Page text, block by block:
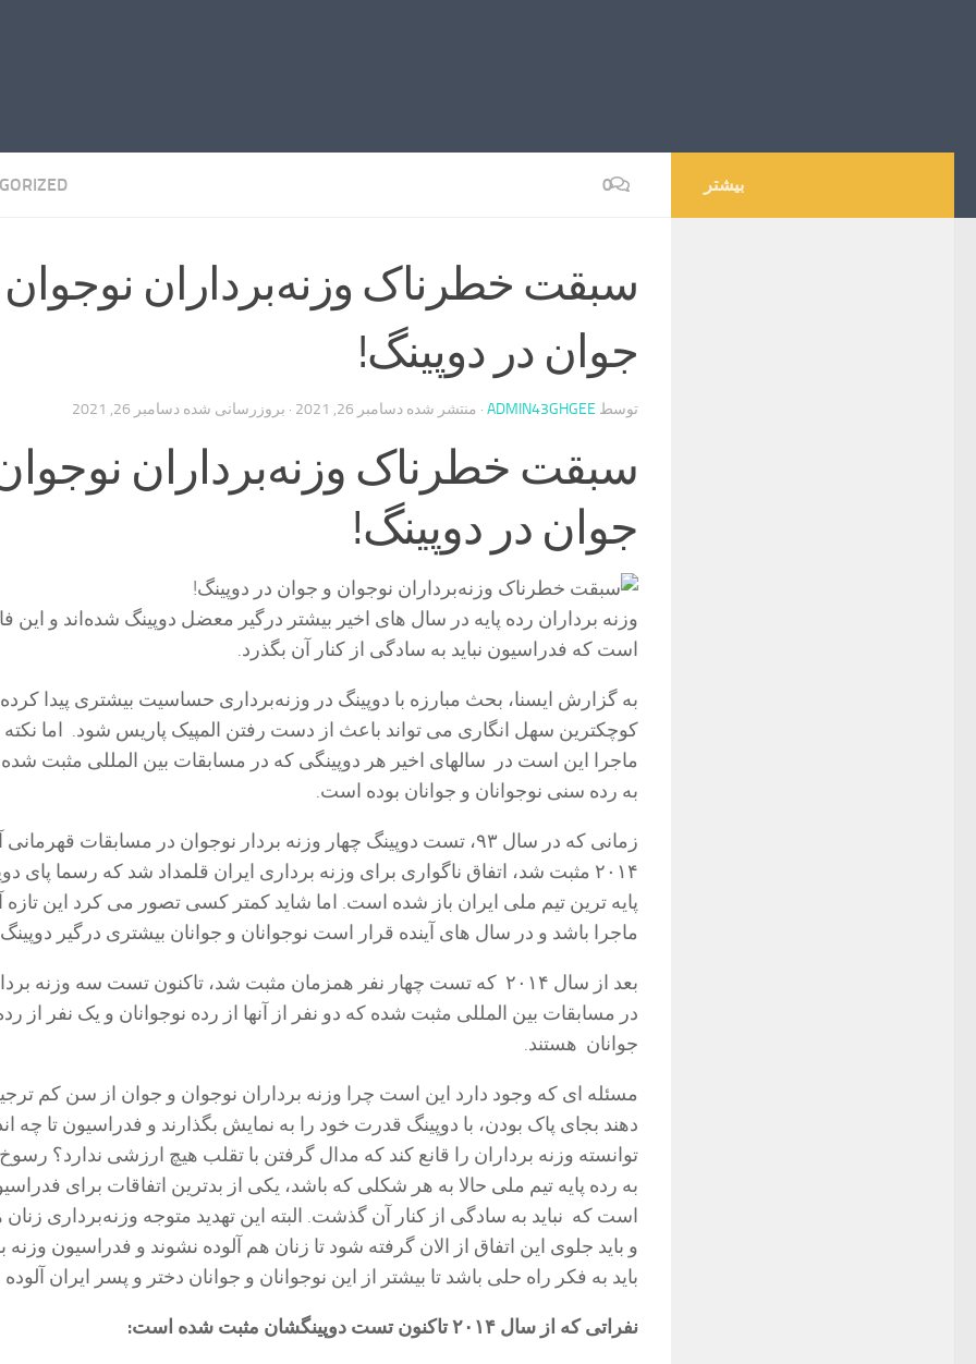
0
سبقت خطرناک وزنه‌برداران
جوان در دوپینگ!
توسط ADMIN43GHGEE · منتشر شده دسامبر 26, 2021 · بروزرسانی شده دسامبر 26, 2021
سبقت خطرناک وزنه‌برداران
جوان در دوپینگ!
وزنه برداران رده پایه در سال های اخیر بیشتر درگیر معضل دوپینگ شده‌اند و این
است که فدراسیون نباید به سادگی از کنار آن بگذرد.
به گزارش ایسنا، بحث مبارزه با دوپینگ در وزنه‌برداری حساسیت بیشتری پیدا
کوچکترین سهل انگاری می تواند باعث از دست رفتن المپیک پاریس شود. اما
ماجرا این است در سالهای اخیر هر دوپینگی که در مسابقات بین المللی مثبت
به رده سنی نوجوانان و جوانان بوده است.
زمانی که در سال ۹۳، تست دوپینگ چهار وزنه بردار نوجوان در مسابقات
۲۰۱۴ مثبت شد، اتفاق ناگواری برای وزنه برداری ایران قلمداد شد که رسما پای
پایه ترین تیم ملی ایران باز شده است. اما شاید کمتر کسی تصور می کرد این تازه
ماجرا باشد و در سال های آینده قرار است نوجوانان و جوانان بیشتری درگیر
بعد از سال ۲۰۱۴ که تست چهار نفر همزمان مثبت شد، تاکنون تست سه وزنه
در مسابقات بین المللی مثبت شده که دو نفر از آنها از رده نوجوانان و یک نفر از
جوانان هستند.
مسئله ای که وجود دارد این است چرا وزنه برداران نوجوان و جوان از سن کم
دهند بجای پاک بودن، با دوپینگ قدرت خود را به نمایش بگذارند و فدراسیون تا چه
توانسته وزنه برداران را قانع کند که مدال گرفتن با تقلب هیچ ارزشی ندارد؟
به رده پایه تیم ملی حالا به هر شکلی که باشد، یکی از بدترین اتفاقات برای
است که نباید به سادگی از کنار آن گذشت. البته این تهدید متوجه وزنه‌برداری
و باید جلوی این اتفاق از الان گرفته شود تا زنان هم آلوده نشوند و فدراسیون وزنه
باید به فکر راه حلی باشد تا بیشتر از این نوجوانان و جوانان دختر و پسر ایران
نفراتی که از سال ۲۰۱۴ تاکنون تست دوپینگشان مثبت شده است:
بیشتر